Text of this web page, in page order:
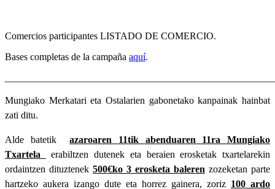
Comercios participantes LISTADO DE COMERCIO.
Bases completas de la campaña aquí.
Mungiako Merkatari eta Ostalarien gabonetako kanpainak hainbat
zati ditu.
Alde batetik
azaroaren 11tik abenduaren 11ra Mungiako
Txartela
erabiltzen dutenek eta beraien erosketak txartelarekin
ordaintzen dituztenek 500€ko 3 erosketa baleren zozeketan parte
hartzeko aukera izango dute eta horrez gainera, zoriz 100 ardo